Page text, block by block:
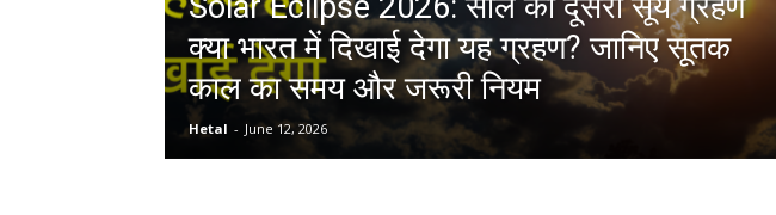
क्या भारत में दिखाई देगा यह ग्रहण? जानिए सूतक
काल का समय और जरूरी नियम
Hetal - June 12, 2026